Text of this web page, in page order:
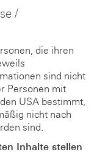
/
die ihren
sind nicht
Personen mit
USA bestimmt,
nicht nach
sind.
Inhalte stellen